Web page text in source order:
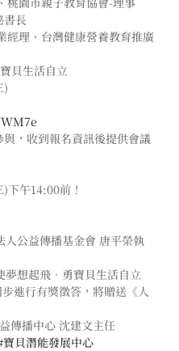
書長
經理、台灣健康營養教育推廣
貝生活自立
)
，收到報名資訊後提供會議
下午14:00前！
公益傳播基金會 唐平榮執
想起飛．勇寶貝生活自立
進行有獎徵答，將贈送《人
傳播中心 沈建文主任
寶貝潛能發展中心